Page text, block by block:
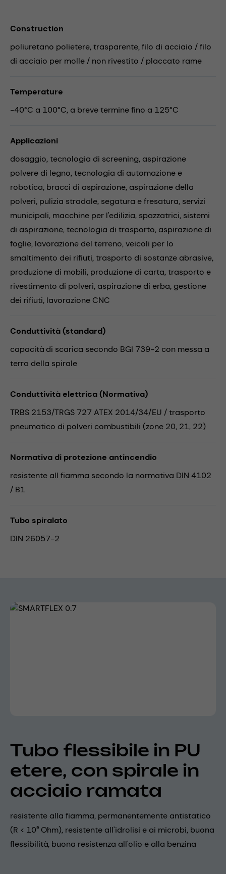
Construction
poliuretano polietere, trasparente, filo di acciaio / filo
di acciaio per molle / non rivestito / placcato rame
Temperature
-40°C a 100°C, a breve termine fino a 125°C
Applicazioni
dosaggio,tecnologia di screening, aspirazione
polvere di legno,tecnologia di automazione e
robotica, bracci di aspirazione, aspirazione della
polveri, pulizia stradale, segatura e fresatura, servizi
municipali, macchine per l'edilizia, spazzatrici, sistemi
di aspirazione,tecnologia di trasporto, aspirazione di
foglie, lavorazione del terreno,veicoli per lo
smaltimento dei rifiuti,trasporto di sostanze abrasive,
produzione di mobili, produzione di carta,trasporto e
rivestimento di polveri, aspirazione di erba, gestione
dei rifiuti, lavorazione CNC
Conduttività (standard)
capacità di scarica secondo BGI 739-2 con messa a
terra della spirale
Conduttività elettrica (Normativa)
TRBS 2153/TRGS 727 ATEX 2014/34/EU / trasporto
pneumatico di polveri combustibili (zone 20, 21, 22)
Normativa di protezione antincendio
resistente all fiamma secondo la normativa DIN 4102
/ B1
Tubo spiralato
DIN 26057-2
Skip image gallery
Tubo flessibile in PU
etere, con spirale in
acciaio ramata
resistente alla fiamma, permanentemente antistatico
(R < 10⁹ Ohm), resistente all'idrolisi e ai microbi, buona
flessibilità, buona resistenza all'olio e alla benzina